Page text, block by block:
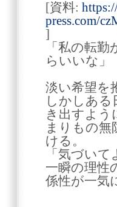
[資料:
press.com/
]
「私の転
らいいな」
淡い希望を
しかしある
き出すよう
まりもの無
ける。
「気づい
一瞬の理性
係性が一気